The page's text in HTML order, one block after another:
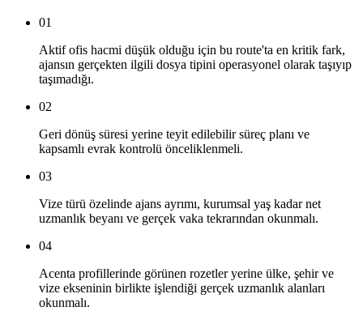
01
Aktif ofis hacmi düşük olduğu için bu route'ta en kritik fark,
ajansın gerçekten ilgili dosya tipini operasyonel olarak taşıyıp
taşımadığı.
02
Geri dönüş süresi yerine teyit edilebilir süreç planı ve
kapsamlı evrak kontrolü önceliklenmeli.
03
Vize türü özelinde ajans ayrımı, kurumsal yaş kadar net
uzmanlık beyanı ve gerçek vaka tekrarından okunmalı.
04
Acenta profillerinde görünen rozetler yerine ülke, şehir ve
vize ekseninin birlikte işlendiği gerçek uzmanlık alanları
okunmalı.